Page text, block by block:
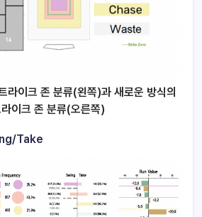
라이크 존 분류(왼쪽)과 새로운 방식의
이크 존 분류(오른쪽)
Take